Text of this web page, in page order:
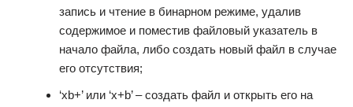
запись и чтение в бинарном режиме, удалив
содержимое и поместив файловый указатель в
начало файла, либо создать новый файл в случае
его отсутствия;
‘xb+’ или ‘x+b’ – создать файл и открыть его на